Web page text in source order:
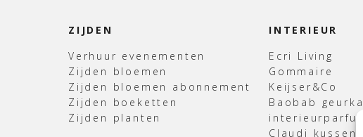
ZIJDEN
Verhuur evenementen
Zijden bloemen
Zijden bloemen abonnement
Zijden boeketten
Zijden planten
INTERIEUR
Ecri Living
Gommaire
Keijser&Co
Baobab
interieurparfum
Claudi